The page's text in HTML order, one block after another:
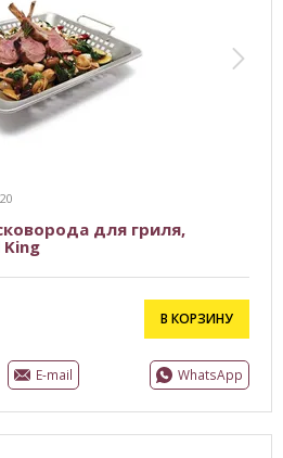
для гриля,
King
В КОРЗИНУ
E-mail WhatsApp